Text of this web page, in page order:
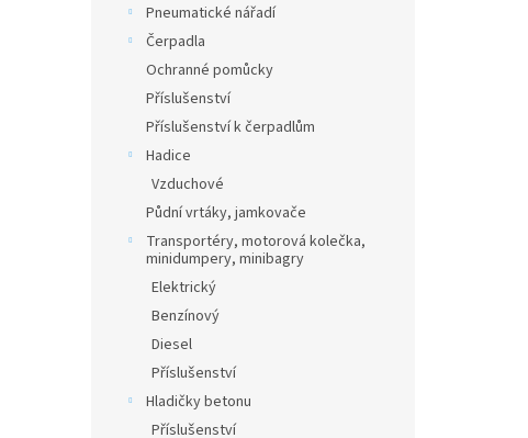
Pneumatické nářadí
Čerpadla
Ochranné pomůcky
Příslušenství
Příslušenství k čerpadlům
Hadice
Vzduchové
Půdní vrtáky, jamkovače
Transportéry, motorová kolečka,
minidumpery, minibagry
Elektrický
Benzínový
Diesel
Příslušenství
Hladičky betonu
Příslušenství